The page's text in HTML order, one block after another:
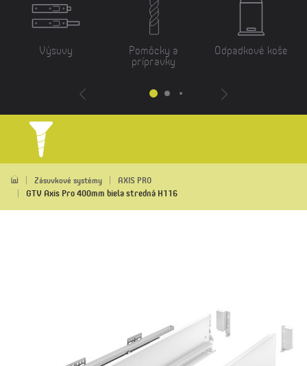
Výsuvy Pomôcky a
prípravky
Odpadkové koše
Zásuvkové systémy AXIS PRO
GTV Axis Pro 400mm biela stredná H116